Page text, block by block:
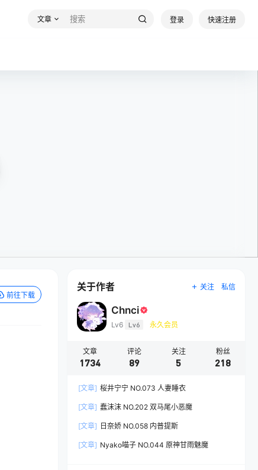
文章 登录 快速注册
前往下载
关于作者 关注 私信
Chnci
Lv6 Lv6 永久会员
文章
1734
评论
89
关注
5
粉丝
218
[文章] 桜井宁宁 NO.073 人妻睡衣
[文章] 蠢沫沫 NO.202 双马尾小恶魔
[文章] 日奈娇 NO.058 内普提斯
[文章] Nyako喵子 NO.044 原神甘雨魅魔